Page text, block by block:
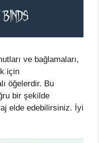
ve bağlamaları,
için
öğelerdir. Bu
bir şekilde
elde edebilirsiniz. İyi